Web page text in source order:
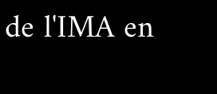
l'IMA en